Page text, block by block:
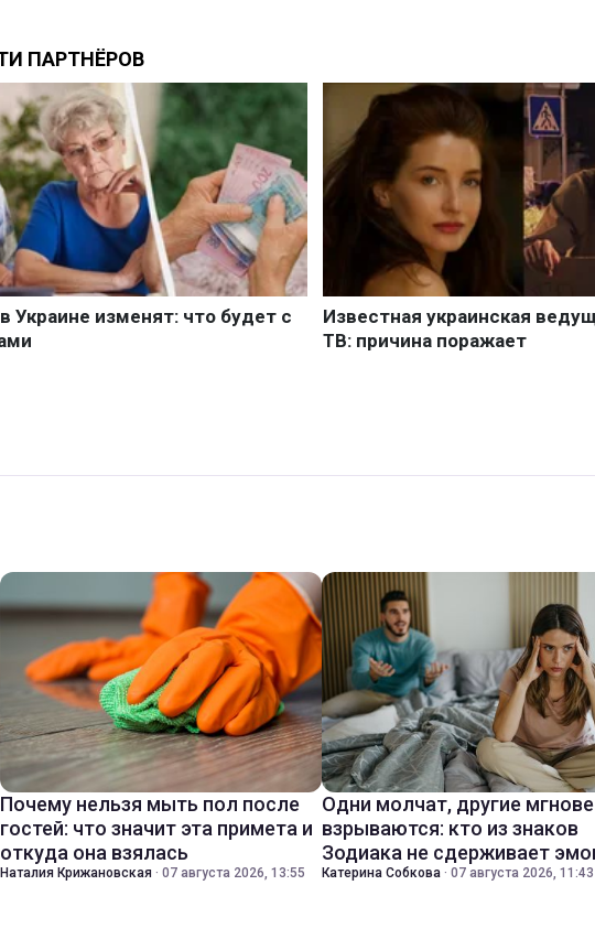
Почему нельзя мыть пол после
гостей: что значит эта примета и
откуда она взялась
Наталия Крижановская · 07 августа 2026, 13:55
Одни молчат, другие
взрываются: кто из знаков
Зодиака не сдерживает
Катерина Собкова · 07 августа 2026, 11:43